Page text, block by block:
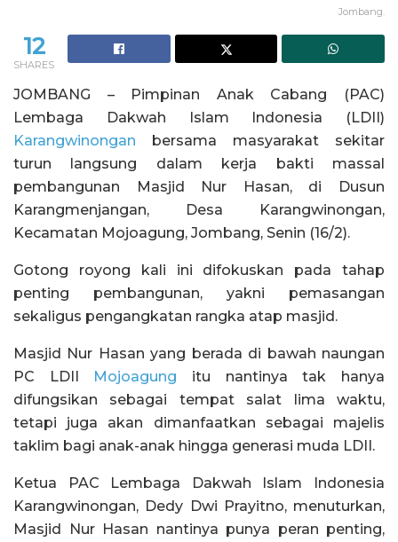
Jombang.
12
SHARES
JOMBANG – Pimpinan Anak Cabang (PAC)
Lembaga Dakwah Islam Indonesia (LDII)
Karangwinongan bersama masyarakat sekitar
turun langsung dalam kerja bakti massal
pembangunan Masjid Nur Hasan, di Dusun
Karangmenjangan, Desa Karangwinongan,
Kecamatan Mojoagung, Jombang, Senin (16/2).
Gotong royong kali ini difokuskan pada tahap
penting pembangunan, yakni pemasangan
sekaligus pengangkatan rangka atap masjid.
Masjid Nur Hasan yang berada di bawah naungan
PC LDII Mojoagung itu nantinya tak hanya
difungsikan sebagai tempat salat lima waktu,
tetapi juga akan dimanfaatkan sebagai majelis
taklim bagi anak-anak hingga generasi muda LDII.
Ketua PAC Lembaga Dakwah Islam Indonesia
Karangwinongan, Dedy Dwi Prayitno, menuturkan,
Masjid Nur Hasan nantinya punya peran penting,